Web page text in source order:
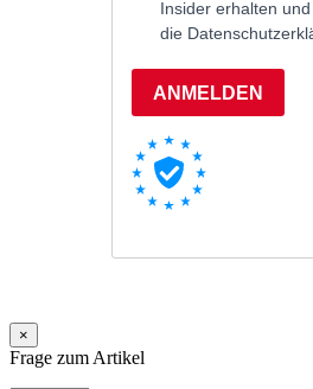
×
Frage zum Artikel